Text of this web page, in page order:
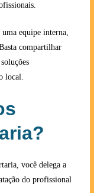
uma equipe interna,
compartilhar
local.
você delega a
do profissional